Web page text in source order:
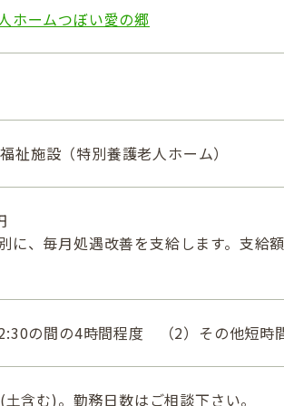
ホームつぼい愛の郷
祉施設（特別養護老人ホーム）
に、毎月処遇改善を支給します。支給
の間の4時間程度 （2）その他短時
含む)。勤務日数はご相談下さい。